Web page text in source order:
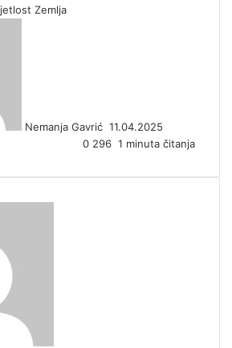
Zemlja
Nemanja Gavrić e
m
i
11.04.2025
0 296 1 minuta čitanja